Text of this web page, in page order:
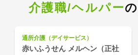
介護職/ヘルパー
通所介護（デイサービス）
赤いふうせん メルヘン（正社